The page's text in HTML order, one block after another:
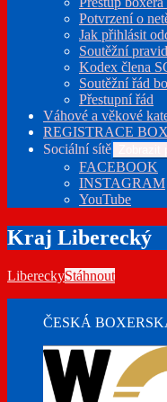
Potvrzení o
Jak přihlásit
Soutěžní
Kodex člena
Soutěžní řád
Přestupní řád
Váhové a věkové
REGISTRACE
Sociální sítě
FACEBOOK
INSTAGRAM
YouTube
Kraj Liberecký
LibereckyStáhnout
ČESKÁ